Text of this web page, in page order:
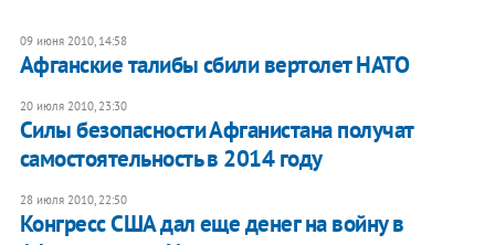
09 июня 2010, 14:58
Афганские талибы сбили вертолет НАТО
20 июля 2010, 23:30
Силы безопасности Афганистана получат
самостоятельность в 2014 году
28 июля 2010, 22:50
Конгресс США дал еще денег на войну в